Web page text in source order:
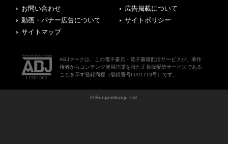
お問い合わせ
広告掲載について
動画・バナー広告について
サイトポリシー
サイトマップ
ABJマークは、この電子書店・電子書籍配信サービスが、著作
権者からコンテンツ使用許諾を得た正規版配信サービスである
ことを示す登録商標（登録番号6091713号）です。
© Bungeishunju Ltd.